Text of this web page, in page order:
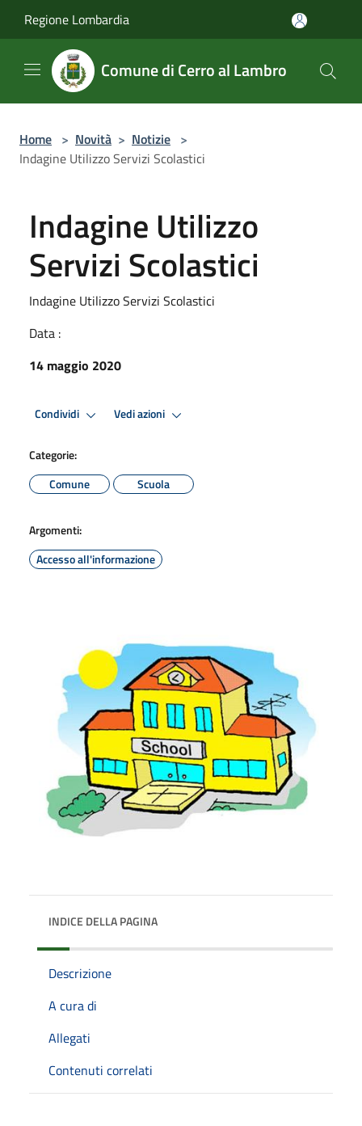
Regione Lombardia
Comune di Cerro al Lambro
Home > Novità > Notizie >
Indagine Utilizzo Servizi Scolastici
Indagine Utilizzo
Servizi Scolastici
Indagine Utilizzo Servizi Scolastici
Data :
14 maggio 2020
Condividi Vedi azioni
Categorie:
Comune
Scuola
Argomenti:
Accesso all'informazione
INDICE DELLA PAGINA
Descrizione
A cura di
Allegati
Contenuti correlati